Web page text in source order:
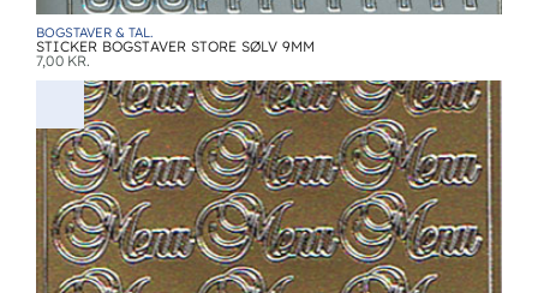
BOGSTAVER & TAL.
STICKER BOGSTAVER STORE SØLV 9MM
7,00 KR.